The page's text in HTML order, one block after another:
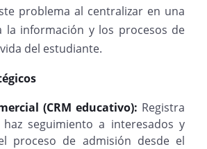
problema al centralizar en una
la información y los procesos de
del estudiante.
(CRM educativo): Registra
haz seguimiento a interesados y
proceso de admisión desde el